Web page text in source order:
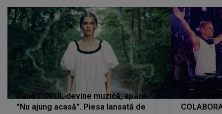
Când DORUL devine muzică, apare
"Nu ajung acasă". Piesa lansată de